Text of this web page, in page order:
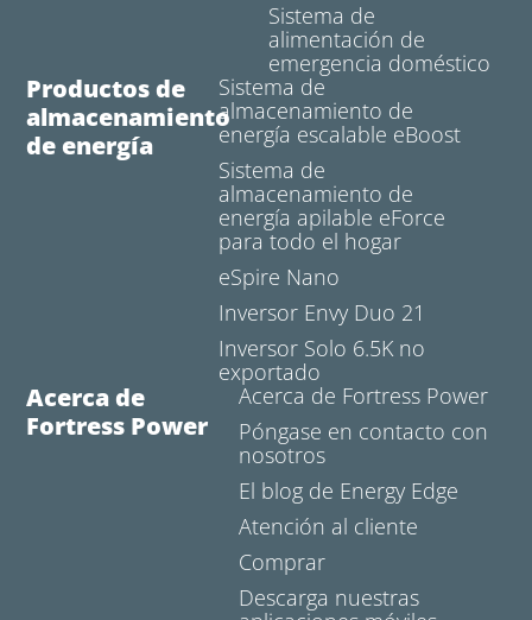
Sistema de
alimentación de
emergencia doméstico
Productos de
almacenamiento
de energía
Sistema de
almacenamiento de
energía escalable eBoost
Sistema de
almacenamiento de
energía apilable eForce
para todo el hogar
eSpire Nano
Inversor Envy Duo 21
Inversor Solo 6.5K no
exportado
Acerca de
Fortress Power
Acerca de Fortress Power
Póngase en contacto con
nosotros
El blog de Energy Edge
Atención al cliente
Comprar
Descarga nuestras